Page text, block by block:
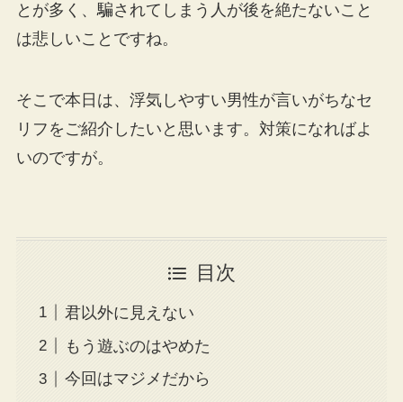
とが多く、騙されてしまう人が後を絶たないこと
は悲しいことですね。
そこで本日は、浮気しやすい男性が言いがちなセ
リフをご紹介したいと思います。対策になればよ
いのですが。
目次
君以外に見えない
もう遊ぶのはやめた
今回はマジメだから